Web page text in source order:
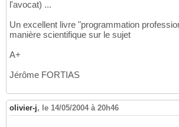
l'avocat) ...
Un excellent livre "programmation
manière scientifique sur le sujet
A+
Jérôme FORTIAS
olivier-j, le 14/05/2004 à 20h46